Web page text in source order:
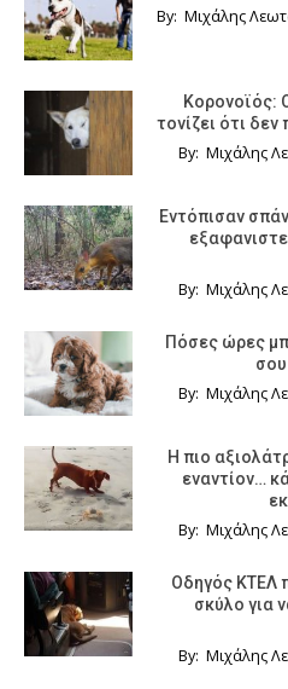
By: Μιχάλης
Κορονοϊός:
τονίζει ότι
By: Μιχάλης
Εντόπισαν
By: Μιχάλης
Πόσες ώρες
By: Μιχάλης
Η πιο
εναντίον…
By: Μιχάλης
Οδηγός KTΕΛ
σκύλο για
By: Μιχάλης